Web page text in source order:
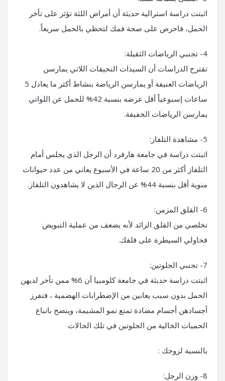
اثبتت دراسة استرالية حديثة أن أمراض اللثة تؤثر على تأخر
الحمل، فاحرص على صحة فمك لتحظي بالحمل سريعاً.
4- تجنبي الرياضات الثقيلة:
تقترح الدراسات أن السيدات النحيفات اللاتي يمارسن
الرياضات العنيفة أو يمارسن الرياضة بنشاط أكثر ما يعادل 5
ساعات إسبوعياً أقل عرضه بنسبة 42% للحمل عن اللواتي
يمارسن الرياضات الخفيفة.
5- مشاهدة التلفاز:
اثبتت دراسة في جامعة هارفرد أن الرجل الذي يجلس أمام
التلفاز أكثر من 20 ساعة في الأسبوع يعاني من عدد حيوانات
منوية أقل بنسبة 44% عن الرجال الذين لا يشاهدون التلفاز.
6- القلق المزمن:
تخلصي من القلق الزائد لأنه يضعف من عملية التبويض
فحاولي السيطرة على قلقك.
7- تجنبي الجلوتين:
اثبتت دراسة حديثة في جامعة كلومبيا أن 6% ممن تأخر لديهن
الحمل بدون سبب يعانين من الإضطرابات الهضمية ، فتفرز
أجسادهن أجسام مضادة تمنع نمو المشيمة، وينصح باتباع
الحميات الخالية من الجلوتين في تلك الحالات
بالنسبة لزوجك :
8- وزن الرجل: